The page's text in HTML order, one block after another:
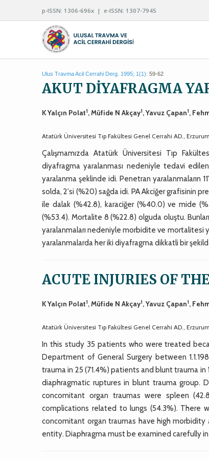
p-ISSN: 1306-696x | e-ISSN: 1307-7945
Ulus Travma Acil Cerrahi Derg. 1995; 1(1): 59-62
AKUT DİYAFRAGMA
K Yalçın Polat1, Müfide N Akçay1, Yavuz Çapan1,
Atatürk Üniversitesi Tıp Fakültesi Genel Cerrahi AD., Erzurum
Çalışmamızda Atatürk Üniversitesi Tıp
diyafragma yaralanması nedeniyle tedavi
yaralanma şeklinde idi. Penetran yaralanmaların
solda, 2'si (%20) sağda idi. PA Akciğer grafisinin
ile dalak (%42.8), karaciğer (%40.0) ve mide
(%53.4). Mortalite 8 (%22.8) olguda oluştu.
yaralanmaları nedeniyle morbidite ve mortalitesi
yaralanmalarda her iki diyafragma dikkatli bir
ACUTE INJURIES OF
K Yalçın Polat1, Müfide N Akçay1, Yavuz Çapan1,
Atatürk Üniversitesi Tıp Fakültesi Genel Cerrahi AD., Erzurum
In this study 35 patients who were treated
Department of General Surgery between
trauma in 25 (71.4%) patients and blunt trauma in
diaphragmatic ruptures in blunt trauma
concomitant organ traumas were spleen
complications related to lungs (54.3%). There
concomitant organ traumas have high
entity. Diaphragma must be examined carefully